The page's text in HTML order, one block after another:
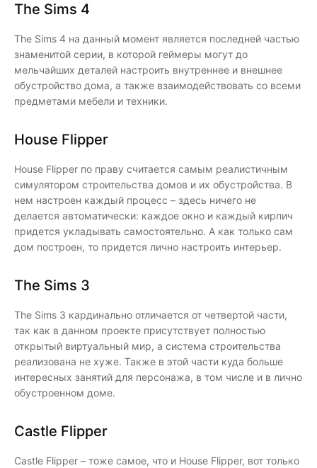
The Sims 4
The Sims 4 на данный момент является последней частью
знаменитой серии, в которой геймеры могут до
мельчайших деталей настроить внутреннее и внешнее
обустройство дома, а также взаимодействовать со всеми
предметами мебели и техники.
House Flipper
House Flipper по праву считается самым реалистичным
симулятором строительства домов и их обустройства. В
нем настроен каждый процесс – здесь ничего не
делается автоматически: каждое окно и каждый кирпич
придется укладывать самостоятельно. А как только сам
дом построен, то придется лично настроить интерьер.
The Sims 3
The Sims 3 кардинально отличается от четвертой части,
так как в данном проекте присутствует полностью
открытый виртуальный мир, а система строительства
реализована не хуже. Также в этой части куда больше
интересных занятий для персонажа, в том числе и в лично
обустроенном доме.
Castle Flipper
Castle Flipper – тоже самое, что и House Flipper, вот только